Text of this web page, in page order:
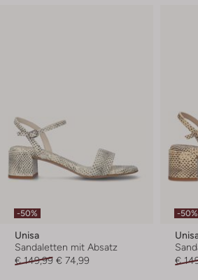
-50%
Unisa
Sandaletten mit Absatz
€ 149,99 € 74,99
-50%
€